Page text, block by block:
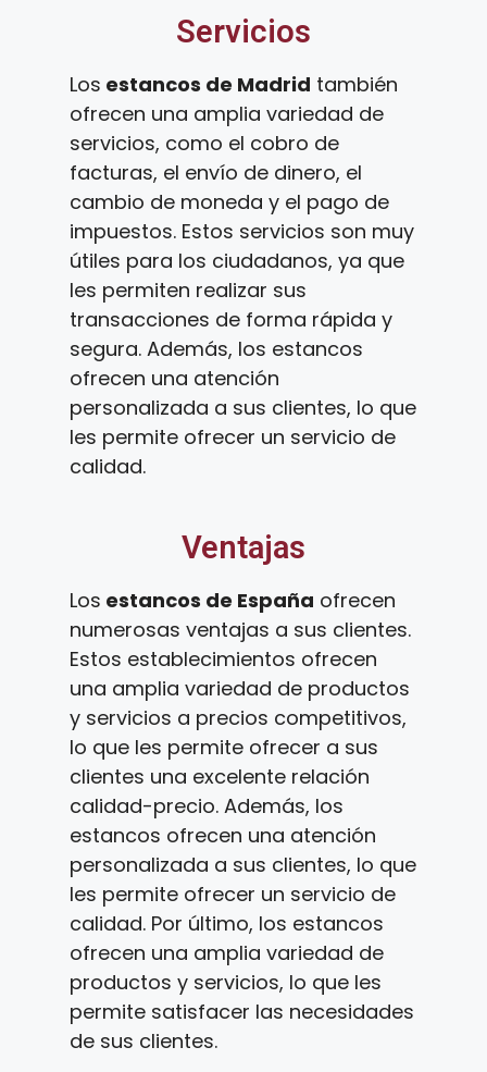
Servicios
Los estancos de Madrid también
ofrecen una amplia variedad de
servicios, como el cobro de
facturas, el envío de dinero, el
cambio de moneda y el pago de
impuestos. Estos servicios son muy
útiles para los ciudadanos, ya que
les permiten realizar sus
transacciones de forma rápida y
segura. Además, los estancos
ofrecen una atención
personalizada a sus clientes, lo que
les permite ofrecer un servicio de
calidad.
Ventajas
Los estancos de España ofrecen
numerosas ventajas a sus clientes.
Estos establecimientos ofrecen
una amplia variedad de productos
y servicios a precios competitivos,
lo que les permite ofrecer a sus
clientes una excelente relación
calidad-precio. Además, los
estancos ofrecen una atención
personalizada a sus clientes, lo que
les permite ofrecer un servicio de
calidad. Por último, los estancos
ofrecen una amplia variedad de
productos y servicios, lo que les
permite satisfacer las necesidades
de sus clientes.